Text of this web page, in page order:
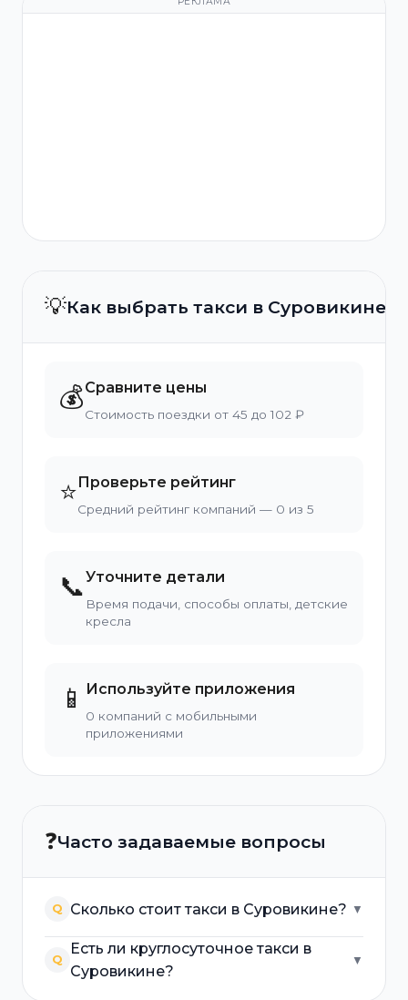
💡Как выбрать такси в Суровикине?
💰Сравните цены
Стоимость поездки от 45 до 102 ₽
⭐Проверьте рейтинг
Средний рейтинг компаний — 0 из 5
📞Уточните детали
Время подачи, способы оплаты, детские
кресла
📱 Используйте приложения
0 компаний с мобильными
приложениями
❓Часто задаваемые вопросы
Q Сколько стоит такси в Суровикине? ▼
Q
Есть ли круглосуточное такси в
Суровикине?
▼